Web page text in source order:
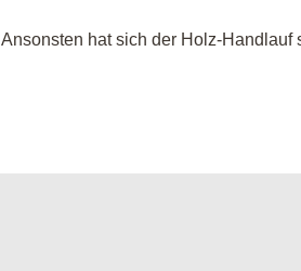
Ansonsten hat sich der Holz-Handlauf